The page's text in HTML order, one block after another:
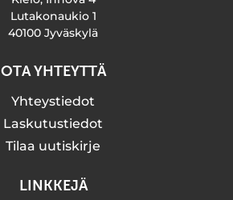
Lutakonaukio 1
40100 Jyväskylä
OTA YHTEYTTÄ
Yhteystiedot
Laskutustiedot
Tilaa uutiskirje
LINKKEJÄ